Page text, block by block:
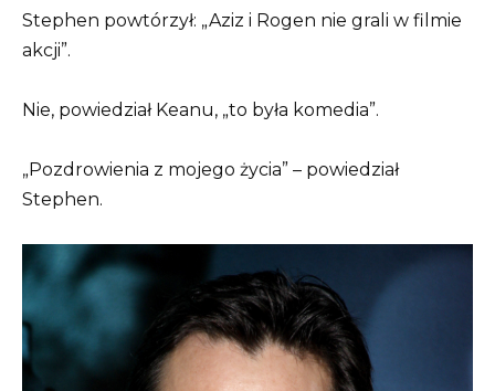
Stephen powtórzył: „Aziz i Rogen nie grali w filmie
akcji”.
Nie, powiedział Keanu, „to była komedia”.
„Pozdrowienia z mojego życia” – powiedział
Stephen.